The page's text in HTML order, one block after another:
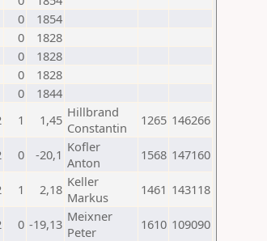
0
1854
0
1828
0
1828
0
1828
0
1844
1 1,45 Hillbrand
Constantin
1265 146266
0 -20,1 Kofler
Anton
1568 147160
1 2,18 Keller
Markus
1461 143118
0 -19,13 Meixner
Peter
1610 109090